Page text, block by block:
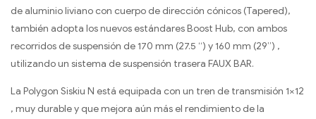
de aluminio liviano con cuerpo de dirección cónicos (Tapered),
también adopta los nuevos estándares Boost Hub, con ambos
recorridos de suspensión de 170 mm (27.5 “) y 160 mm (29”) ,
utilizando un sistema de suspensión trasera FAUX BAR.
La Polygon Siskiu N está equipada con un tren de transmisión 1×12
, muy durable y que mejora aún más el rendimiento de la